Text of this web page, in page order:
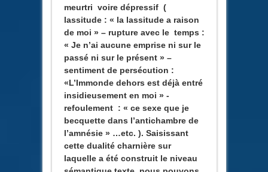
meurtri voire dépressif (
lassitude : « la lassitude a raison
de moi » – rupture avec le temps :
« Je n’ai aucune emprise ni sur le
passé ni sur le présent » –
sentiment de persécution :
«L’Immonde dehors est déjà entré
insidieusement en moi » -
refoulement : « ce sexe que je
becquette dans l’antichambre de
l’amnésie » …etc. ). Saisissant
cette dualité charnière sur
laquelle a été construit le niveau